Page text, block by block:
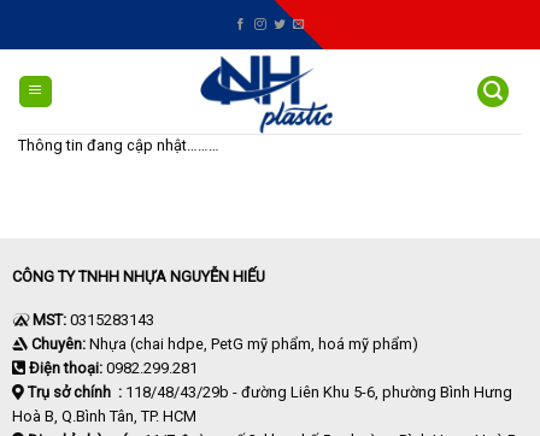
Thông tin đang cập nhật………
CÔNG TY TNHH NHỰA NGUYỄN HIẾU
MST: 0315283143
Chuyên: Nhựa (chai hdpe, PetG mỹ phẩm, hoá mỹ phẩm)
Điện thoại: 0982.299.281
Trụ sở chính : 118/48/43/29b - đường Liên Khu 5-6, phường Bình Hưng
Hoà B, Q.Bình Tân, TP. HCM